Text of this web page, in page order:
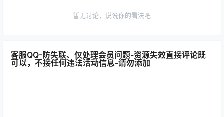
暂无讨论，说说你的看法吧
客服QQ-防失联、仅处理会员问题-资源失效直接评论既
可以，不接任何违法活动信息-请勿添加